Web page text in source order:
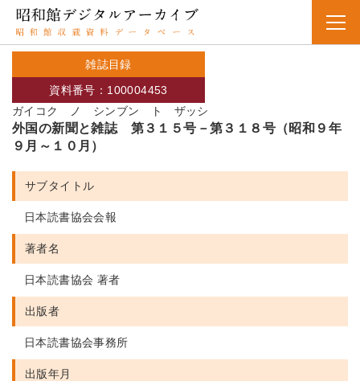
雑誌目録
ガイコク ノ シンブン ト ザッシ
資料番号：100004453
外国の新聞と雑誌 第３１５号－第３１８号（昭和９年
９月～１０月）
サブタイトル
日本読書協会会報
著者名
日本読書協会 著者
出版者
日本読書協会事務所
出版年月